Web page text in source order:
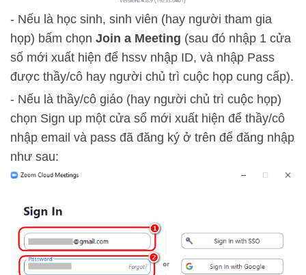
- Nếu là học sinh, sinh viên (hay người tham gia
họp) bấm chọn Join a Meeting (sau đó nhập 1 cửa
số mới xuất hiện để hssv nhập ID, và nhập Pass
được thầy/cô hay người chủ trì cuộc họp cung cấp).
- Nếu là thầy/cô giáo (hay người chủ trì cuộc họp)
chọn Sign up một cửa sổ mới xuất hiện để thầy/cô
nhập email và pass đã đăng ký ở trên để đăng nhập
như sau: